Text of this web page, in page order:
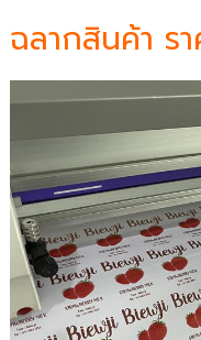
ฉลากสินค้า ร